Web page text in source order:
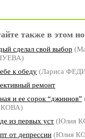
также в этом
сделал свой выбор
к обеду (Лариса
ремонт
и ее сорок “джиннов”
из первых уст (Юлия
от депрессии (Юлия